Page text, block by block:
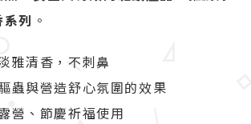
列 。
雅清香，不刺鼻
蟲與營造舒心氛圍的效果
營、節慶祈福使用